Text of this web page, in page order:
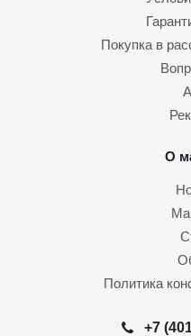
Покупка в
О
Политика
+7